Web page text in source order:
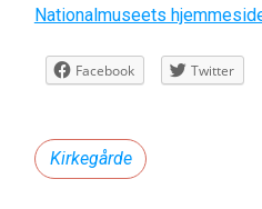
Nationalmuseets
Facebook Twitter
Kirkegårde